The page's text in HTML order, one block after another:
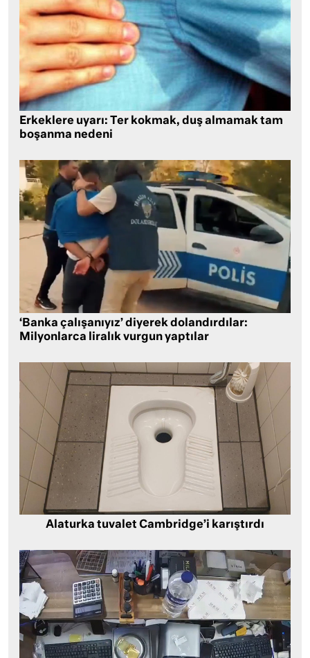
Erkeklere uyarı: Ter kokmak, duş almamak tam
boşanma nedeni
‘Banka çalışanıyız’ diyerek dolandırdılar:
Milyonlarca liralık vurgun yaptılar
Alaturka tuvalet Cambridge’i karıştırdı